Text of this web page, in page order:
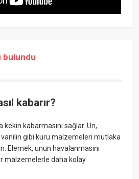
bulundu
kabarır?
kabarmasını sağlar. Un,
gibi kuru malzemeleri mutlaka
Elemek, unun havalanmasını
malzemelerle daha kolay